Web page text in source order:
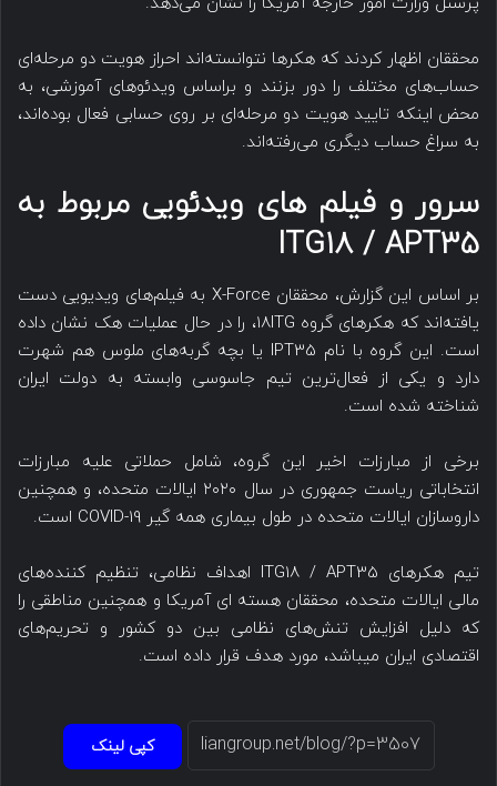
محققان اظهار کردند که هکرها نتوانسته‌اند احراز هویت دو مرحله‌ای
حساب‌های مختلف را دور بزنند و براساس ویدئوهای آموزشی، به
محض اینکه تایید هویت دو مرحله‌ای بر روی حسابی فعال بوده‌اند،
به سراغ حساب دیگری می‌رفته‌اند.
سرور و فیلم های ویدئویی مربوط به
ITG18 / APT35
بر اساس این گزارش، محققان X-Force به فیلم‌های ویدیویی دست
یافته‌اند که هکرهای گروه ۱۸ITG، را در حال عملیات هک نشان داده‌
است. این گروه با نام IPT35 یا بچه گربه‌های ملوس هم شهرت
دارد و یکی از فعال‌ترین تیم‌ جاسوسی وابسته به دولت ایران
شناخته شده است.
برخی از مبارزات اخیر این گروه، شامل حملاتی علیه مبارزات
انتخاباتی ریاست جمهوری در سال ۲۰۲۰ ایالات متحده، و همچنین
داروسازان ایالات متحده در طول بیماری همه گیر COVID-19 است.
تیم هکرهای ITG18 / APT35 اهداف نظامی، تنظیم کننده‌های
مالی ایالات متحده، محققان هسته ای آمریکا و همچنین مناطقی را
که دلیل افزایش تنش‌های نظامی بین دو کشور و تحریم‌های
اقتصادی ایران میباشد، مورد هدف قرار داده است.
کپی لینک